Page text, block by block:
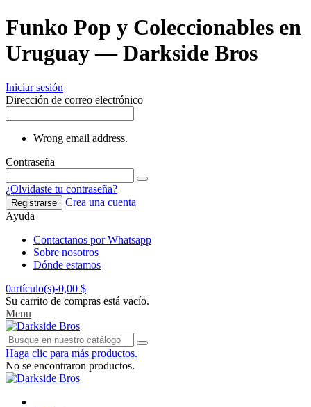
Funko Pop y Coleccionables en
Uruguay — Darkside Bros
Iniciar sesión
Dirección de correo electrónico
Wrong email address.
Contraseña
¿Olvidaste tu contraseña?
Registrarse
Crea una cuenta
Ayuda
Contactanos por Whatsapp
Sobre nosotros
Dónde estamos
0artículo(s)-0,00 $
Su carrito de compras está vacío.
Menu
Haga clic para más productos.
No se encontraron productos.